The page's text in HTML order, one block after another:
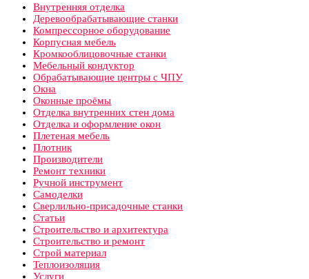
Внутренняя отделка
Деревообрабатывающие станки
Компрессорное оборудование
Корпусная мебель
Кромкооблицовочные станки
Мебельный кондуктор
Обрабатывающие центры с ЧПУ
Окна
Оконные проёмы
Отделка внутренних стен дома
Отделка и оформление окон
Плетеная мебель
Плотник
Производители
Ремонт техники
Ручной инструмент
Самоделки
Сверлильно-присадочные станки
Статьи
Строительство и архитектура
Строительство и ремонт
Строй материал
Теплоизоляция
Услуги